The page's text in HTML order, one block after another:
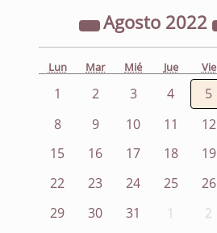
Agosto 2022
Lun Mar Mié Jue Vie
1 2 3 4 5
8
9 10 11 12
15
16 17 18 19
22
23 24 25 26
29
30 31 1 2